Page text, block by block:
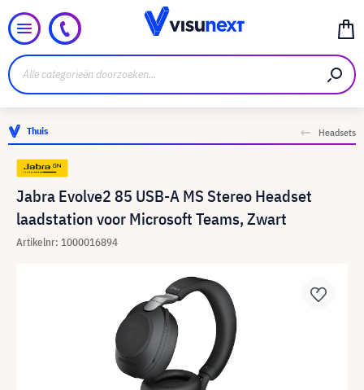
Thuis Headsets
Jabra Evolve2 85 USB-A MS Stereo Headset
laadstation voor Microsoft Teams, Zwart
Artikelnr: 1000016894